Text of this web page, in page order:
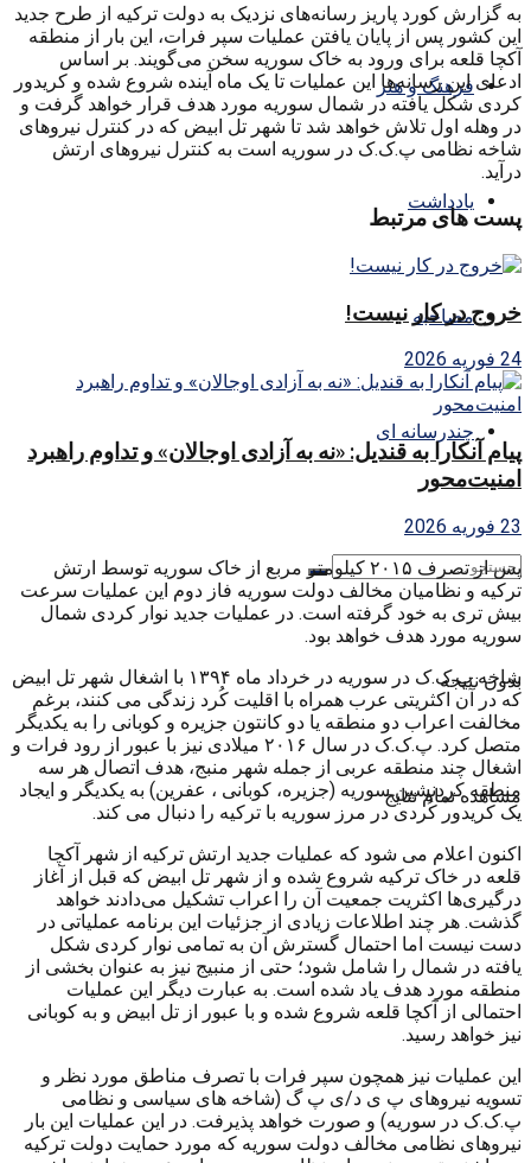
فرهنگ و هنر
یادداشت
مصاحبه
چندرسانه ای
بدون نتیجه
مشاهده تمام نتایج
به گزارش کورد پاریز رسانه‌‌های نزدیک به دولت ترکیه از طرح جدید
این کشور پس از پایان یافتن عملیات سپر فرات، این بار از منطقه
آکچا قلعه برای ورود به خاک سوریه سخن می‌‌گویند. بر اساس
ادعای این رسانه‌‌ها این عملیات تا یک ماه آینده شروع شده و کریدور
کردی شکل یافته در شمال سوریه مورد هدف قرار خواهد گرفت و
در وهله اول تلاش خواهد شد تا شهر تل ابیض که در کنترل نیروهای
شاخه نظامی پ.ک.ک در سوریه است به کنترل نیروهای ارتش
درآید.
پست های مرتبط
خروج در کار نیست!
24 فوریه 2026
پیام آنکارا به قندیل: «نه به آزادی اوجالان» و تداوم راهبرد
امنیت‌محور
23 فوریه 2026
پس از تصرف ۲۰۱۵ کیلومتر مربع از خاک سوریه توسط ارتش
ترکیه و نظامیان مخالف دولت سوریه فاز دوم این عملیات سرعت
بیش تری به خود گرفته است. در عملیات جدید نوار کردی شمال
سوریه مورد هدف خواهد بود.
شاخه پ.ک.ک در سوریه در خرداد ماه ۱۳۹۴ با اشغال شهر تل ابیض
که در آن اکثریتی عرب همراه با اقلیت کُرد زندگی می کنند، برغم
مخالفت اعراب دو منطقه یا دو کانتون جزیره و کوبانی را به یکدیگر
متصل کرد. پ.ک.ک در سال ۲۰۱۶ میلادی نیز با عبور از رود فرات و
اشغال چند منطقه عربی از جمله شهر منبج، هدف اتصال هر سه
منطقه کردنشین سوریه (جزیره، کوبانی ، عفرین) به یکدیگر و ایجاد
یک کریدور کُردی در مرز سوریه با ترکیه را دنبال می کند.
اکنون اعلام می شود که عملیات جدید ارتش ترکیه از شهر آکچا
قلعه در خاک ترکیه شروع شده و از شهر تل ابیض که قبل از آغاز
درگیری‌‌ها اکثریت جمعیت آن را اعراب تشکیل می‌دادند خواهد
گذشت. هر چند اطلاعات زیادی از جزئیات این برنامه عملیاتی در
دست نیست اما احتمال گسترش آن به تمامی نوار کردی شکل
یافته در شمال را شامل شود؛ حتی از منبیج نیز به عنوان بخشی از
منطقه مورد هدف یاد شده است. به عبارت دیگر این عملیات
احتمالی از آکچا قلعه شروع شده و با عبور از تل ابیض و به کوبانی
نیز خواهد رسید.
این عملیات نیز همچون سپر فرات با تصرف مناطق مورد نظر و
تسویه نیروهای پ ی د/ی پ گ (شاخه های سیاسی و نظامی
پ.ک.ک در سوریه) و صورت خواهد پذیرفت. در این عملیات این بار
نیروهای نظامی مخالف دولت سوریه که مورد حمایت دولت ترکیه